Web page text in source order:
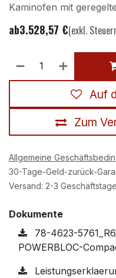
Kaminofen mit
ab3.528,57 €(exkl.
Zum
Auf
Allgemeine
30-Tage-Geld-zurück-
Versand: 2-3 Geschäftstage
Dokumente
78-4623-
POWERBLOC-